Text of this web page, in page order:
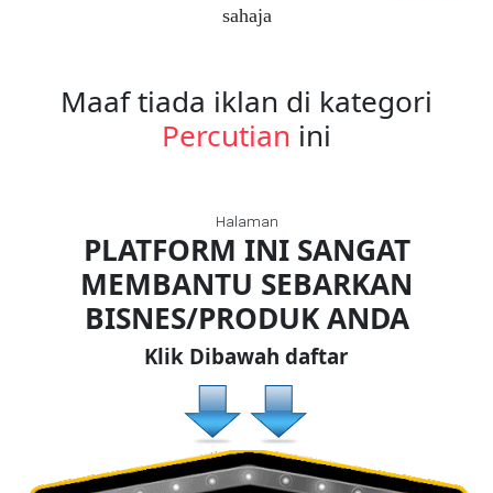
sahaja
Maaf tiada iklan di kategori
Percutian ini
Halaman
PLATFORM INI SANGAT
MEMBANTU SEBARKAN
BISNES/PRODUK ANDA
Klik Dibawah daftar
WANITA(0)
LELAKI(0)